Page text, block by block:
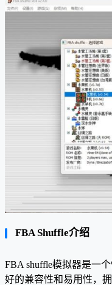
FBA Shuffle介绍
FBA shuffle模拟器是一
好的兼容性和易用性，